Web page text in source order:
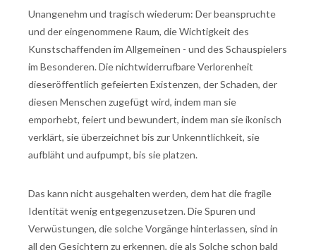
Unangenehm und tragisch wiederum: Der beanspruchte
und der eingenommene Raum, die Wichtigkeit des
Kunstschaffenden im Allgemeinen - und des Schauspielers
im Besonderen. Die nichtwiderrufbare Verlorenheit
dieseröffentlich gefeierten Existenzen, der Schaden, der
diesen Menschen zugefügt wird, indem man sie
emporhebt, feiert und bewundert, indem man sie ikonisch
verklärt, sie überzeichnet bis zur Unkenntlichkeit, sie
aufbläht und aufpumpt, bis sie platzen.
Das kann nicht ausgehalten werden, dem hat die fragile
Identität wenig entgegenzusetzen. Die Spuren und
Verwüstungen, die solche Vorgänge hinterlassen, sind in
all den Gesichtern zu erkennen, die als Solche schon bald